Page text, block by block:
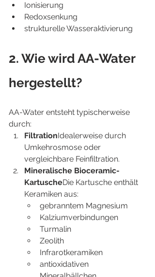
Ionisierung
Redoxsenkung
strukturelle Wasseraktivierung
2. Wie wird AA-Water
hergestellt?
AA-Water entsteht typischerweise
durch:
FiltrationIdealerweise durch
Umkehrosmose oder
vergleichbare Feinfiltration.
Mineralische Bioceramic-
KartuscheDie Kartusche enthält
Keramiken aus:
gebranntem Magnesium
Kalziumverbindungen
Turmalin
Zeolith
Infrarotkeramiken
antioxidativen